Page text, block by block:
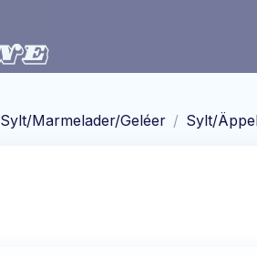
Sylt/Marmelader/Geléer / Sylt/